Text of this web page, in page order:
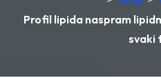
Profil lipida naspram
svaki